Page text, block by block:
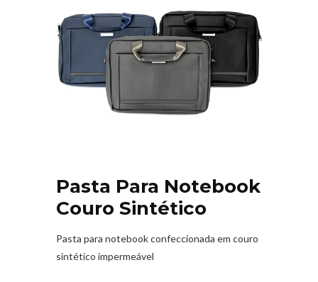
Pasta Para Notebook
Couro Sintético
Pasta para notebook confeccionada em couro
sintético impermeável